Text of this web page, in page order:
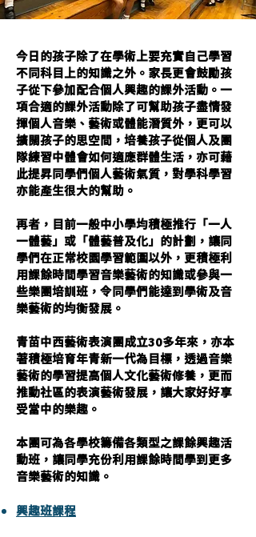
今日的孩子除了在學術上要充實自己學習
不同科目上的知識之外。家長更會鼓勵孩
子從下參加配合個人興趣的課外活動。一
項合適的課外活動除了可幫助孩子盡情發
揮個人音樂、藝術或體能潛質外，更可以
擴闊孩子的思空間，培養孩子從個人及團
隊練習中體會如何適應群體生活，亦可藉
此提昇同學們個人藝術氣質，對學科學習
亦能產生很大的幫助。
再者，目前一般中小學均積極推行「一人
一體藝」或「體藝普及化」的計劃，讓同
學們在正常校園學習範圍以外，更積極利
用課餘時間學習音樂藝術的知識或參與一
些樂團培訓班，令同學們能達到學術及音
樂藝術的均衡發展。
青苗中西藝術表演團成立30多年來，亦本
著積極培育年青新一代為目標，透過音樂
藝術的學習提高個人文化藝術修養，更而
推動社區的表演藝術發展，讓大家好好享
受當中的樂趣。
本團可為各學校籌備各類型之課餘興趣活
動班，讓同學充份利用課餘時間學到更多
音樂藝術的知識。
興趣班課程